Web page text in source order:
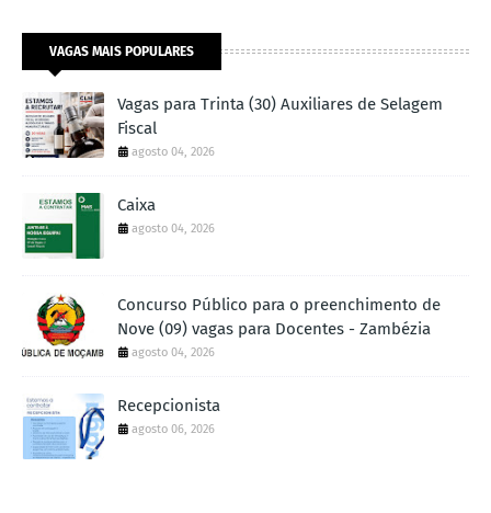
VAGAS MAIS POPULARES
Vagas para Trinta (30) Auxiliares de Selagem
Fiscal
agosto 04, 2026
Caixa
agosto 04, 2026
Concurso Público para o preenchimento de
Nove (09) vagas para Docentes - Zambézia
agosto 04, 2026
Recepcionista
agosto 06, 2026